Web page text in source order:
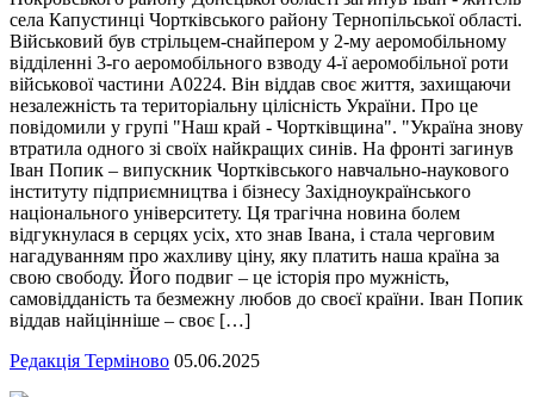
села Капустинці Чортківського району Тернопільської області.
Військовий був стрільцем-снайпером у 2-му аеромобільному
відділенні 3-го аеромобільного взводу 4-ї аеромобільної роти
військової частини А0224. Він віддав своє життя, захищаючи
незалежність та територіальну цілісність України. Про це
повідомили у групі "Наш край - Чортківщина". "Україна знову
втратила одного зі своїх найкращих синів. На фронті загинув
Іван Попик – випускник Чортківського навчально-наукового
інституту підприємництва і бізнесу Західноукраїнського
національного університету. Ця трагічна новина болем
відгукнулася в серцях усіх, хто знав Івана, і стала черговим
нагадуванням про жахливу ціну, яку платить наша країна за
свою свободу. Його подвиг – це історія про мужність,
самовідданість та безмежну любов до своєї країни. Іван Попик
віддав найцінніше – своє […]
Редакція Терміново 05.06.2025